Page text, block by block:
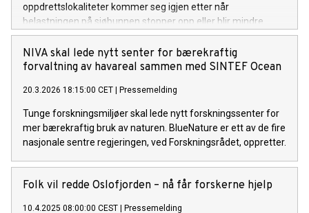
oppdrettslokaliteter kommer seg igjen etter når
belastningen på sjøbunnen stopper opp eller blir mindre.
NIVA skal lede nytt senter for bærekraftig
forvaltning av havareal sammen med SINTEF Ocean
20.3.2026 18:15:00 CET | Pressemelding
Tunge forskningsmiljøer skal lede nytt forskningssenter for
mer bærekraftig bruk av naturen. BlueNature er ett av de fire
nasjonale sentre regjeringen, ved Forskningsrådet, oppretter.
Folk vil redde Oslofjorden – nå får forskerne hjelp
10.4.2025 08:00:00 CEST | Pressemelding